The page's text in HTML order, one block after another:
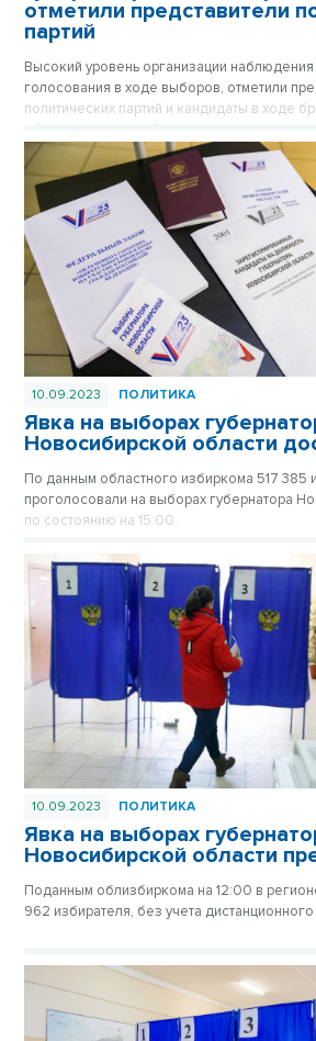
отметили представители
партий
Высокий уровень организации наблюдения
голосования в ходе выборов, отметили
политических партий и кандидаты в ходе
общественного наблюдения.
10.09.2023 ПОЛИТИКА
Явка на выборах
Новосибирской области
По данным областного избиркома 517 385
проголосовали на выборах губернатора
по состоянию на 15:00.
10.09.2023 ПОЛИТИКА
Явка на выборах
Новосибирской области
Поданным облизбиркома на 12:00 в
962 избирателя, без учета